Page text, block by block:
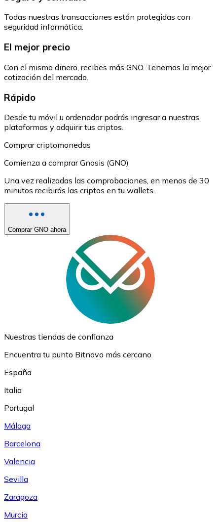
Todas nuestras transacciones están protegidas con
seguridad informática.
El mejor precio
Con el mismo dinero, recibes más GNO. Tenemos la mejor
cotización del mercado.
Rápido
Desde tu móvil u ordenador podrás ingresar a nuestras
plataformas y adquirir tus criptos.
Comprar criptomonedas
Comienza a comprar Gnosis (GNO)
Una vez realizadas las comprobaciones, en menos de 30
minutos recibirás las criptos en tu wallets.
Comprar GNO ahora
Nuestras tiendas de confianza
Encuentra tu punto Bitnovo más cercano
España
Italia
Portugal
Málaga
Barcelona
Valencia
Sevilla
Zaragoza
Murcia